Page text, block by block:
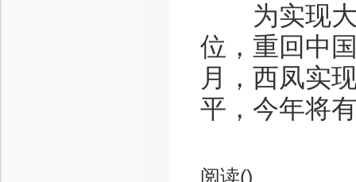
为实现大
位，重回中
月，西凤实
平，今年将
阅读()